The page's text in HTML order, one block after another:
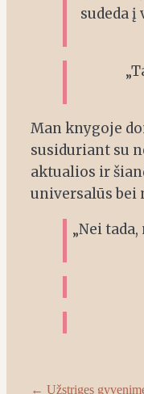
sudeda į
Man knygoje
susiduriant su
aktualios ir
universalūs bei
„Nei
← Užstrigęs